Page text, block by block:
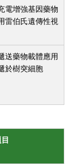
電增強基因藥物
雷伯氏遺傳性視
送藥物載體應用
於樹突細胞